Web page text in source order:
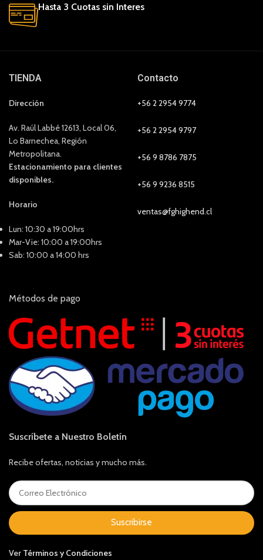
Hasta 3 Cuotas sin Interes
TIENDA
Dirección
Av. Raúl Labbé 12613, Local 06,
Lo Barnechea, Región
Metropolitana.
Estacionamiento para clientes
disponibles.
Horario
Lun: 10:30 a 19:00hrs
Mar-Vie: 10:00 a 19:00hrs
Sab: 10:00 a 14:00 hrs
Contacto
+56 2 2954 9774
+56 2 2954 9797
+56 9 8786 7875
+56 9 9236 8515
ventas@fghighend.cl
Métodos de pago
Suscríbete a Nuestro Boletín
Recibe ofertas, noticias y mucho más.
Suscribirse
Ver Términos y Condiciones